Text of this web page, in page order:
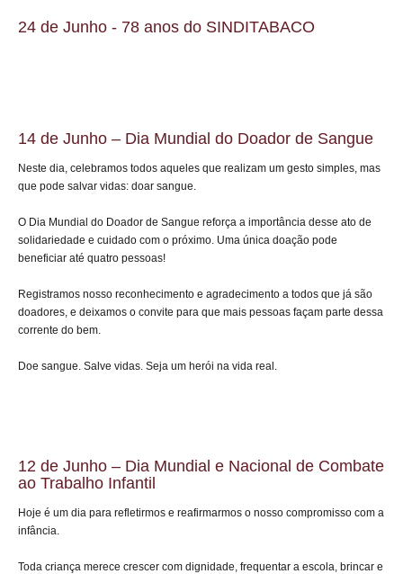
24 de Junho - 78 anos do SINDITABACO
14 de Junho – Dia Mundial do Doador de Sangue
Neste dia, celebramos todos aqueles que realizam um gesto simples, mas
que pode salvar vidas: doar sangue.
O Dia Mundial do Doador de Sangue reforça a importância desse ato de
solidariedade e cuidado com o próximo. Uma única doação pode
beneficiar até quatro pessoas!
Registramos nosso reconhecimento e agradecimento a todos que já são
doadores, e deixamos o convite para que mais pessoas façam parte dessa
corrente do bem.
Doe sangue. Salve vidas. Seja um herói na vida real.
12 de Junho – Dia Mundial e Nacional de Combate
ao Trabalho Infantil
Hoje é um dia para refletirmos e reafirmarmos o nosso compromisso com a
infância.
Toda criança merece crescer com dignidade, frequentar a escola, brincar e